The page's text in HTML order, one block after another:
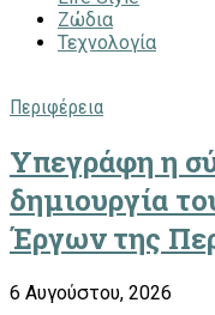
Ζώδια
Τεχνολογία
Περιφέρεια
Υπεγράφη η
δημιουργία
Έργων της
6 Αυγούστου, 2026